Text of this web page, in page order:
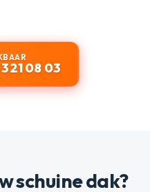
08 03
schuine dak?